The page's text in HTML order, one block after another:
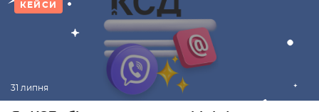
КЕЙСИ
31 липня